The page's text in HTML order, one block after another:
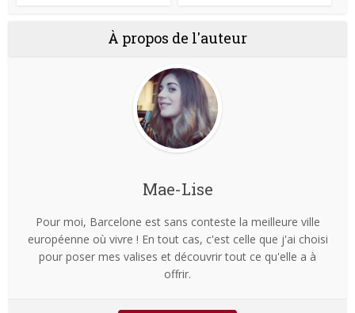
À propos de l'auteur
Mae-Lise
Pour moi, Barcelone est sans conteste la meilleure ville
européenne où vivre ! En tout cas, c'est celle que j'ai choisi
pour poser mes valises et découvrir tout ce qu'elle a à
offrir.